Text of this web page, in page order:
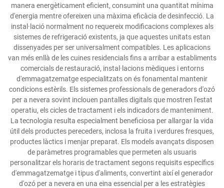
manera energèticament eficient, consumint una quantitat mínima
d'energia mentre ofereixen una màxima eficàcia de desinfecció. La
instal·lació normalment no requereix modificacions complexes als
sistemes de refrigeració existents, ja que aquestes unitats estan
dissenyades per ser universalment compatibles. Les aplicacions
van més enllà de les cuines residencials fins a arribar a establiments
comercials de restauració, instal·lacions mèdiques i entorns
d'emmagatzematge especialitzats on és fonamental mantenir
condicions estèrils. Els sistemes professionals de generadors d'ozó
per a nevera sovint inclouen pantalles digitals que mostren l'estat
operatiu, els cicles de tractament i els indicadors de manteniment.
La tecnologia resulta especialment beneficiosa per allargar la vida
útil dels productes pereceders, inclosa la fruita i verdures fresques,
productes làctics i menjar preparat. Els models avançats disposen
de paràmetres programables que permeten als usuaris
personalitzar els horaris de tractament segons requisits específics
d'emmagatzematge i tipus d'aliments, convertint així el generador
d'ozó per a nevera en una eina essencial per a les estratègies